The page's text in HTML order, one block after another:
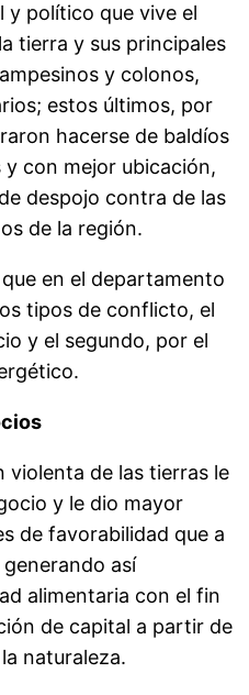
político que vive el
tierra y sus principales
y colonos,
estos últimos, por
hacerse de baldíos
con mejor ubicación,
despojo contra de las
de la región.
en el departamento
tipos de conflicto, el
y el segundo, por el
violenta de las tierras le
y le dio mayor
de favorabilidad que a
así
alimentaria con el fin
de capital a partir de
naturaleza.